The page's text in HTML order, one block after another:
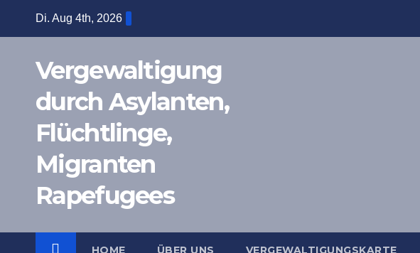
Di. Aug 4th, 2026
Vergewaltigung
durch Asylanten,
Flüchtlinge,
Migranten
Rapefugees
HOME ÜBER UNS VERGEWALTIGUNGSKARTE